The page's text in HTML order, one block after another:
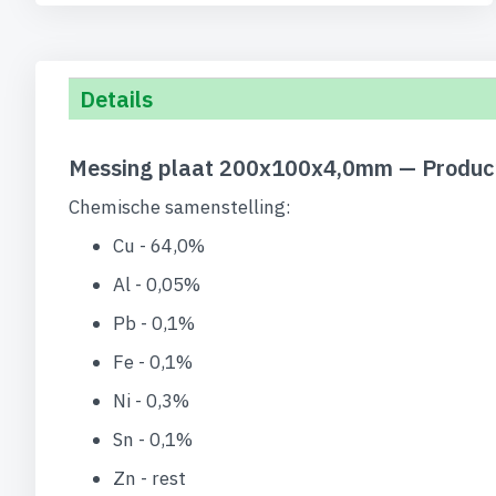
Details
Messing plaat 200x100x4,0mm —
Chemische samenstelling:
Cu - 64,0%
Al - 0,05%
Pb - 0,1%
Fe - 0,1%
Ni - 0,3%
Sn - 0,1%
Zn - rest